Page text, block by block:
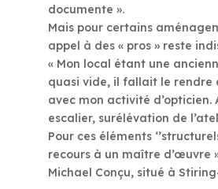
documente ».
Mais pour certains
appel à des « pros » reste
« Mon local étant une
quasi vide, il fallait le rendre
avec mon activité d’opticien.
escalier, surélévation de
Pour ces éléments
recours à un maître d’œuvre
Michael Conçu, situé à